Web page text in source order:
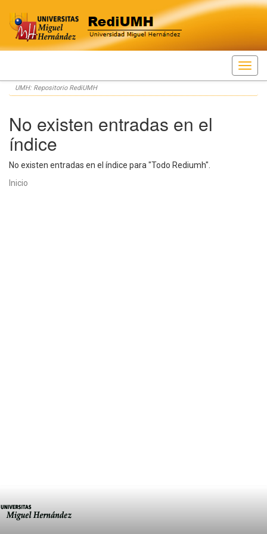
Skip
navigation
UMH: Repositorio RediUMH
No existen entradas en el
índice
No existen entradas en el índice para "Todo Rediumh".
Inicio